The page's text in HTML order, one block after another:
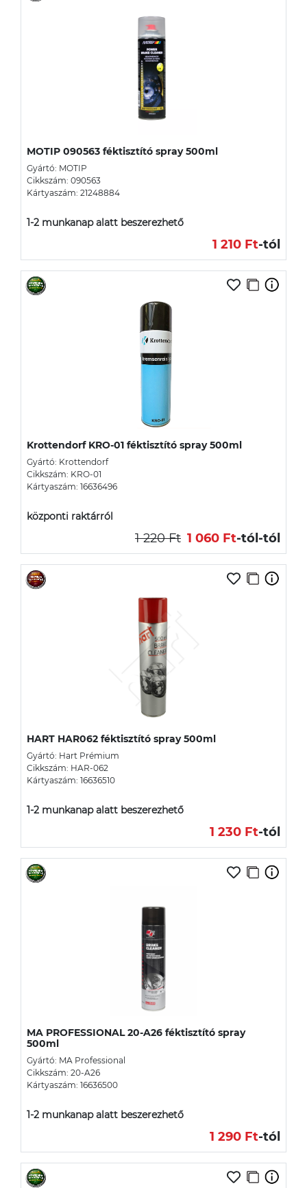
MOTIP 090563 féktisztító spray 500ml
Gyártó: MOTIP
Cikkszám: 090563
Kártyaszám: 21248884
1-2 munkanap alatt beszerezhető
1 210 Ft-tól
Krottendorf KRO-01 féktisztító spray 500ml
Gyártó: Krottendorf
Cikkszám: KRO-01
Kártyaszám: 16636496
központi raktárról
1 220 Ft 1 060 Ft-tól-tól
HART HAR062 féktisztító spray 500ml
Gyártó: Hart Prémium
Cikkszám: HAR-062
Kártyaszám: 16636510
1-2 munkanap alatt beszerezhető
1 230 Ft-tól
MA PROFESSIONAL 20-A26 féktisztító spray
500ml
Gyártó: MA Professional
Cikkszám: 20-A26
Kártyaszám: 16636500
1-2 munkanap alatt beszerezhető
1 290 Ft-tól